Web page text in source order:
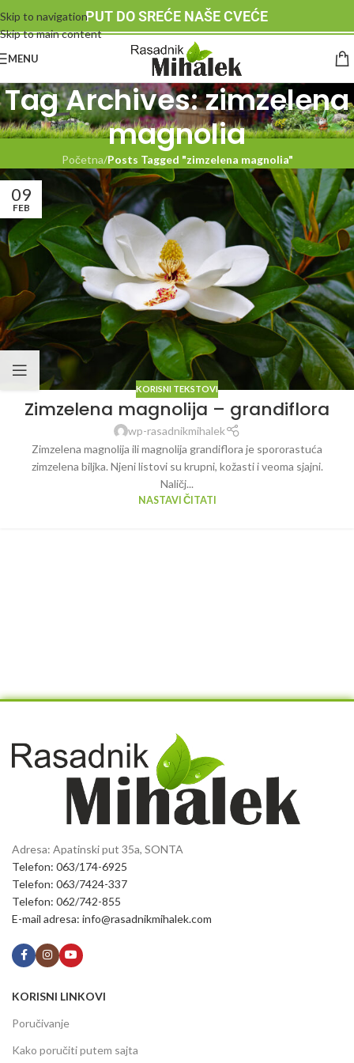
Skip to navigation
Skip to main content
PUT DO SREĆE NAŠE CVEĆE
MENU
Tag Archives: zimzelena
magnolia
Početna/Posts Tagged "zimzelena magnolia"
09
FEB
KORISNI TEKSTOVI
Zimzelena magnolija – grandiflora
wp-rasadnikmihalek
Zimzelena magnolija ili magnolija grandiflora je spororastuća
zimzelena biljka. Njeni listovi su krupni, kožasti i veoma sjajni.
Naličj...
NASTAVI ČITATI
Adresa: Apatinski put 35a, SONTA
Telefon: 063/174-6925
Telefon: 063/7424-337
Telefon: 062/742-855
E-mail adresa: info@rasadnikmihalek.com
KORISNI LINKOVI
Poručivanje
Kako poručiti putem sajta